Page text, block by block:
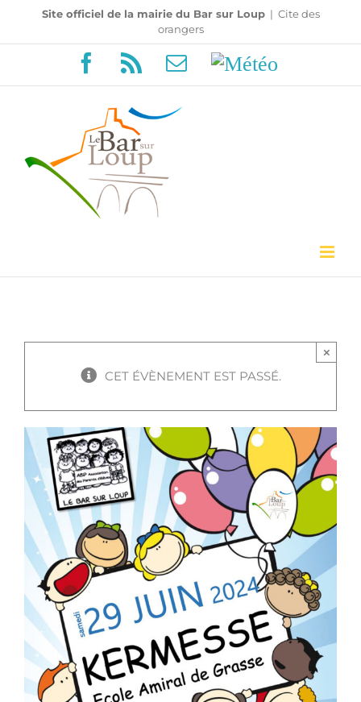
au
Site officiel de la mairie du Bar sur Loup | Cite des
orangers
Facebook
Rss EmailMétéo
CET ÉVÈNEMENT EST PASSÉ.
×